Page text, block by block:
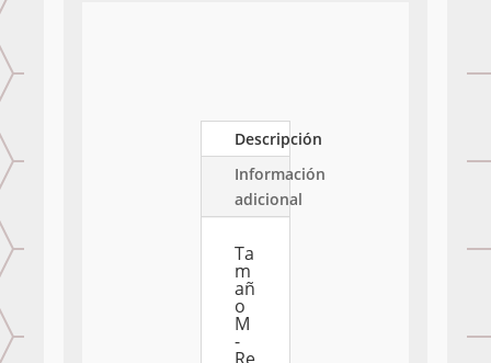
Descripción
Información
adicional
Ta
m
añ
o
M
-
Re